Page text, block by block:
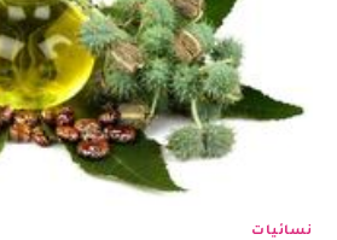
نسائيات